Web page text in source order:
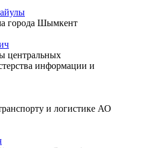
города Шымкент
центральных
информации и
и логистике АО